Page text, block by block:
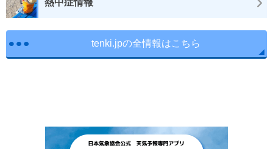
熱中症情報
tenki.jpの全情報はこちら